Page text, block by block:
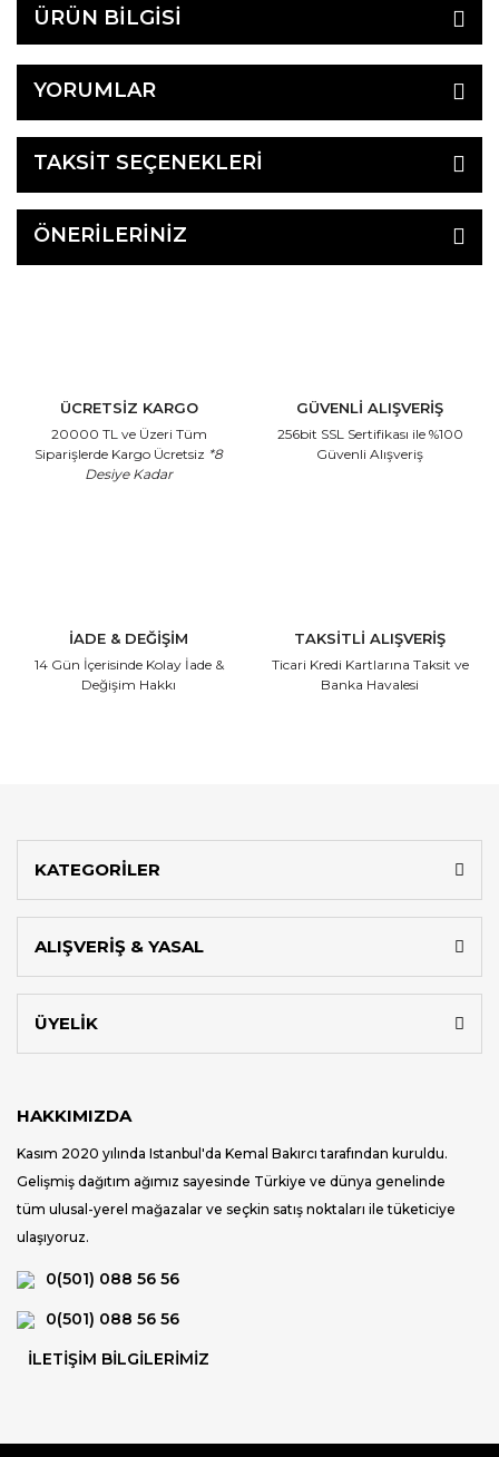
ÜRÜN BİLGİSİ
YORUMLAR
TAKSİT SEÇENEKLERİ
ÖNERİLERİNİZ
ÜCRETSİZ KARGO
20000 TL ve Üzeri Tüm
Siparişlerde Kargo Ücretsiz *8
Desiye Kadar
GÜVENLİ ALIŞVERİŞ
256bit SSL Sertifikası ile %100
Güvenli Alışveriş
İADE & DEĞİŞİM
14 Gün İçerisinde Kolay İade &
Değişim Hakkı
TAKSİTLİ ALIŞVERİŞ
Ticari Kredi Kartlarına Taksit ve
Banka Havalesi
KATEGORİLER
ALIŞVERİŞ & YASAL
ÜYELİK
HAKKIMIZDA
Kasım 2020 yılında Istanbul'da Kemal Bakırcı tarafından kuruldu.
Gelişmiş dağıtım ağımız sayesinde Türkiye ve dünya genelinde
tüm ulusal-yerel mağazalar ve seçkin satış noktaları ile tüketiciye
ulaşıyoruz.
0(501) 088 56 56
0(501) 088 56 56
İLETİŞİM BİLGİLERİMİZ